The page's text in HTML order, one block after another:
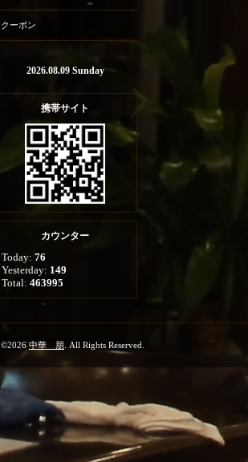
クーポン
2026.08.09 Sunday
携帯サイト
カウンター
Today: 76
Yesterday: 149
Total: 463995
©2026 中華 朋 . All Rights Reserved.